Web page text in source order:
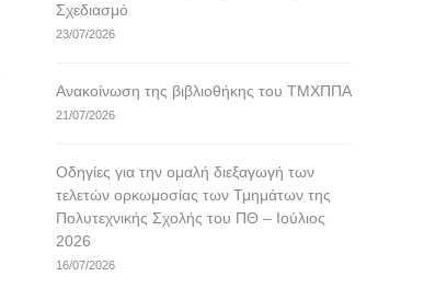
Σχεδιασμό
23/07/2026
Ανακοίνωση της βιβλιοθήκης του ΤΜΧΠΠΑ
21/07/2026
Οδηγίες για την ομαλή διεξαγωγή των
τελετών ορκωμοσίας των Τμημάτων της
Πολυτεχνικής Σχολής του ΠΘ – Ιούλιος
2026
16/07/2026